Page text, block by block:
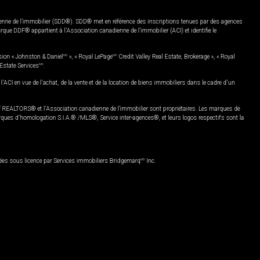
de l’immobilier (SDD®). SDD® met en référence des inscriptions tenues par des agences
DDF® appartient à l'Association canadienne de l’immobilier (ACI) et identifie le
« Johnston & Daniel MD », « Royal LePageMD Credit Valley Real Estate, Brokerage », « Royal
ServicesMD
en vue de l'achat, de la vente et de la location de biens immobiliers dans le cadre d'un
et l'Association canadienne de l’immobilier sont propriétaires. Les marques de
d'homologation S.I.A.® /MLS®, Service inter-agences®, et leurs logos respectifs sont la
sous licence par Services immobiliers BridgemarqMD Inc.